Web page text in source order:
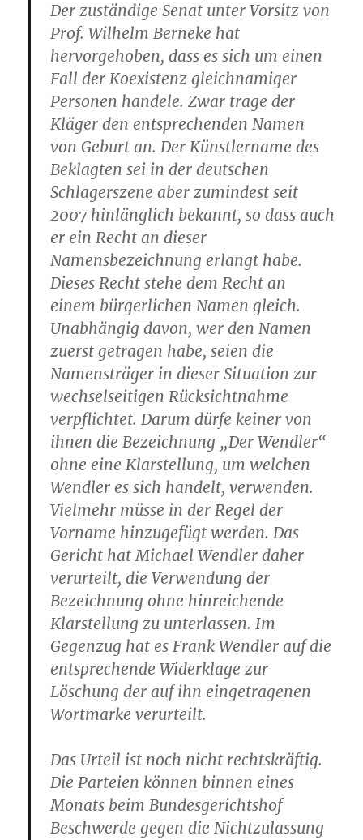
Der zuständige Senat unter Vorsitz von
Prof. Wilhelm Berneke hat
hervorgehoben, dass es sich um einen
Fall der Koexistenz gleichnamiger
Personen handele. Zwar trage der
Kläger den entsprechenden Namen
von Geburt an. Der Künstlername des
Beklagten sei in der deutschen
Schlagerszene aber zumindest seit
2007 hinlänglich bekannt, so dass auch
er ein Recht an dieser
Namensbezeichnung erlangt habe.
Dieses Recht stehe dem Recht an
einem bürgerlichen Namen gleich.
Unabhängig davon, wer den Namen
zuerst getragen habe, seien die
Namensträger in dieser Situation zur
wechselseitigen Rücksichtnahme
verpflichtet. Darum dürfe keiner von
ihnen die Bezeichnung „Der Wendler“
ohne eine Klarstellung, um welchen
Wendler es sich handelt, verwenden.
Vielmehr müsse in der Regel der
Vorname hinzugefügt werden. Das
Gericht hat Michael Wendler daher
verurteilt, die Verwendung der
Bezeichnung ohne hinreichende
Klarstellung zu unterlassen. Im
Gegenzug hat es Frank Wendler auf die
entsprechende Widerklage zur
Löschung der auf ihn eingetragenen
Wortmarke verurteilt.
Das Urteil ist noch nicht rechtskräftig.
Die Parteien können binnen eines
Monats beim Bundesgerichtshof
Beschwerde gegen die Nichtzulassung